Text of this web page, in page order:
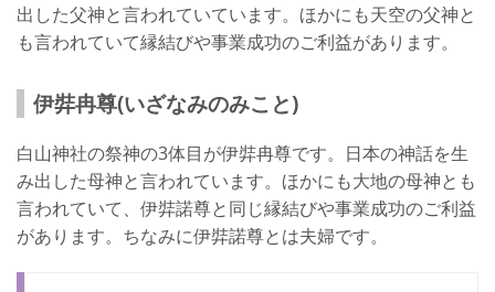
出した父神と言われていています。ほかにも天空の父神と
も言われていて縁結びや事業成功のご利益があります。
伊弉冉尊(いざなみのみこと)
白山神社の祭神の3体目が伊弉冉尊です。日本の神話を生
み出した母神と言われています。ほかにも大地の母神とも
言われていて、伊弉諾尊と同じ縁結びや事業成功のご利益
があります。ちなみに伊弉諾尊とは夫婦です。